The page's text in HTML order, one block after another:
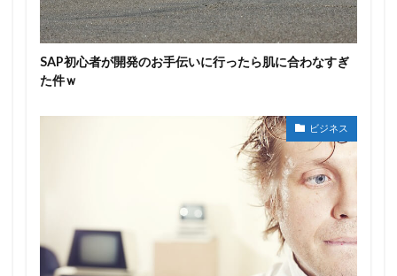
SAP初心者が開発のお手伝いに行ったら肌に合わなすぎ
た件ｗ
ビジネス